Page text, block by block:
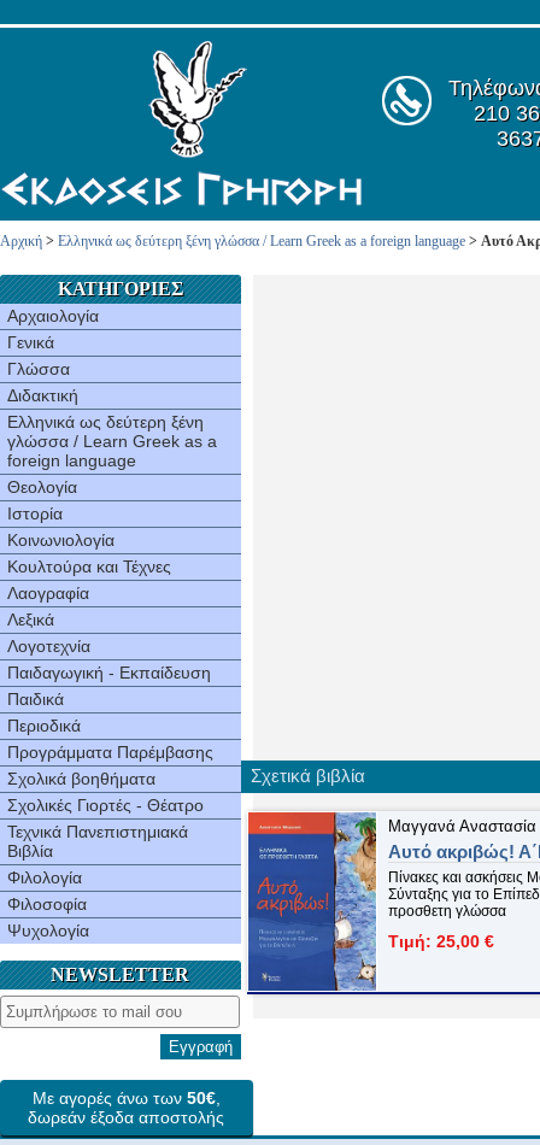
210
Αρχική > Ελληνικά ως δεύτερη ξένη γλώσσα / Learn Greek as a foreign language > Αυτό
ΚΑΤΗΓΟΡΙΕΣ
Αρχαιολογία
Γενικά
Γλώσσα
Διδακτική
Ελληνικά ως δεύτερη ξένη
γλώσσα / Learn Greek as a
foreign language
Θεολογία
Ιστορία
Κοινωνιολογία
Κουλτούρα και Τέχνες
Λαογραφία
Λεξικά
Λογοτεχνία
Παιδαγωγική - Εκπαίδευση
Παιδικά
Περιοδικά
Προγράμματα Παρέμβασης
Σχολικά βοηθήματα
Σχολικές Γιορτές - Θέατρο
Τεχνικά Πανεπιστημιακά
Βιβλία
Φιλολογία
Φιλοσοφία
Ψυχολογία
NEWSLETTER
Εγγραφή
Με αγορές άνω των 50€
δωρεάν έξοδα αποστολής
Σχετικά βιβλία
Μαγγανά Αναστασία
Αυτό ακριβώς!
Πίνακες και ασκήσεις
Σύνταξης για το
προσθετη γλώσσα
Τιμή: 25,00 €